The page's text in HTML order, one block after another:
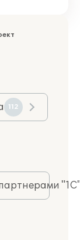
112